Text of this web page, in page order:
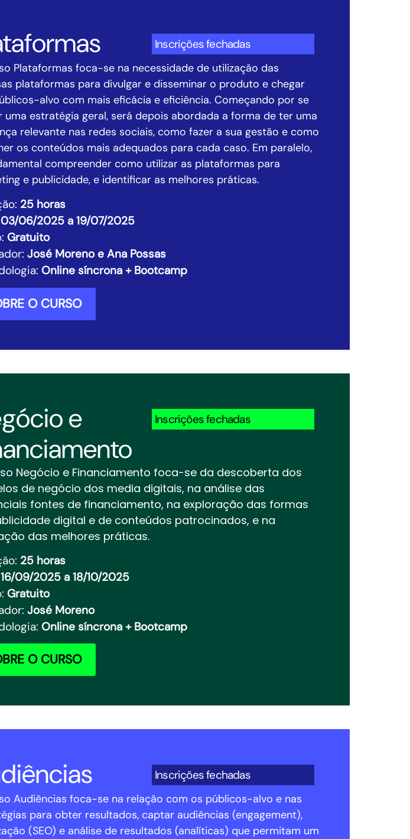
Inscrições fechadas
Plataformas foca-se na necessidade de utilização das
plataformas para divulgar e disseminar o produto e chegar
alvo com mais eficácia e eficiência. Começando por se
uma estratégia geral, será depois abordada a forma de ter uma
relevante nas redes sociais, como fazer a sua gestão e como
os conteúdos mais adequados para cada caso. Em paralelo,
compreender como utilizar as plataformas para
e publicidade, e identificar as melhores práticas.
25 horas
03/06/2025 a 19/07/2025
Gratuito
José Moreno e Ana Possas
Online síncrona + Bootcamp
O CURSO
e
Inscrições fechadas
Negócio e Financiamento foca-se da descoberta dos
de negócio dos media digitais, na análise das
fontes de financiamento, na exploração das formas
digital e de conteúdos patrocinados, e na
das melhores práticas.
25 horas
16/09/2025 a 18/10/2025
Gratuito
José Moreno
Online síncrona + Bootcamp
O CURSO
Inscrições fechadas
Audiências foca-se na relação com os públicos-alvo e nas
para obter resultados, captar audiências (engagement),
(SEO) e análise de resultados (analíticas) que permitam um